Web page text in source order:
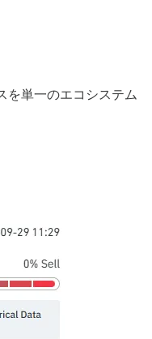
を単一のエコシステム